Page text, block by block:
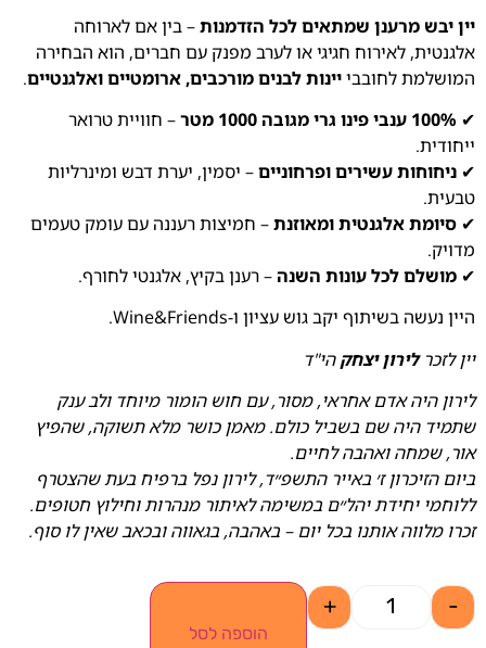
יין יבש מרענן שמתאים לכל הזדמנות– בין אם לארוחה
אלגנטית, לאירוח חגיגי או לערב מפנק עם חברים, הוא הבחירה
המושלמת לחובבייינות לבנים מורכבים, ארומטיים ואלגנטיים.
✔ 100% ענבי פינו גרי מגובה 1000 מטר
– חוויית טרואר
ייחודית.
✔ ניחוחות עשירים ופרחוניים– יסמין, יערת דבש ומינרליות
טבעית.
✔ סיומת אלגנטית ומאוזנת– חמיצות רעננה עם עומק טעמים
מדויק.
✔ מושלם לכל עונות השנה – רענן בקיץ, אלגנטי לחורף.
היין נעשה בשיתוף יקב גוש עציון ו-Wine&Friends.
יין לזכרלירון יצחקהי"ד
לירון היה אדם אחראי, מסור, עם חוש הומור מיוחד ולב ענק
שתמיד היה שם בשביל כולם. מאמן כושר מלא תשוקה, שהפיץ
אור, שמחה ואהבה לחיים.
ביום הזיכרון ז׳ באייר התשפ״ד, לירון נפל ברפיח בעת שהצטרף
ללוחמי יחידת יהל״ם במשימה לאיתור מנהרות וחילוץ חטופים.
זכרו מלווה אותנו בכל יום – באהבה, בגאווה ובכאב שאין לו סוף.
-
+
הוספה לסל